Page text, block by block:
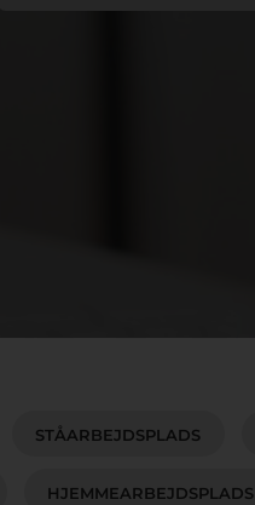
STÅARBEJDSPLADS
HJEMMEARBEJDSPLADS